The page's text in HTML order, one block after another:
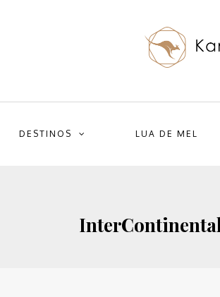
DESTINOS LUA DE MEL